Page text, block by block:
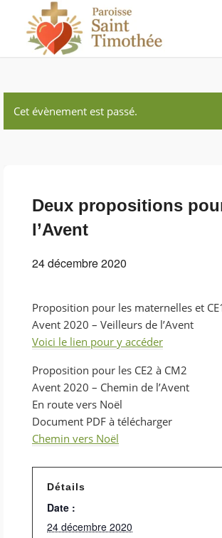
Cet évènement est passé.
Deux propositions
l’Avent
24 décembre 2020
Proposition pour les maternelles et
Avent 2020 – Veilleurs de l’Avent
Voici le lien pour y accéder
Proposition pour les CE2 à CM2
Avent 2020 – Chemin de l’Avent
En route vers Noël
Document PDF à télécharger
Chemin vers Noël
Détails
Date :
24 décembre 2020